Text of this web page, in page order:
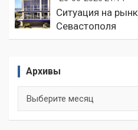
Ситуация на
Севастополя
Архивы